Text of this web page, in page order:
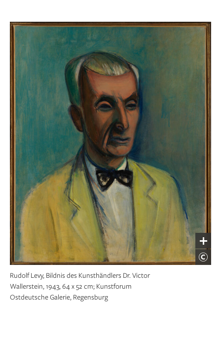
Rudolf Levy, Bildnis des Kunsthändlers Dr. Victor
Wallerstein, 1943, 64 x 52 cm; Kunstforum
Ostdeutsche Galerie, Regensburg